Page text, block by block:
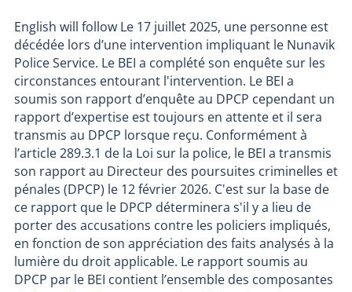
English will follow Le 17 juillet 2025, une personne est
décédée lors d’une intervention impliquant le Nunavik
Police Service. Le BEI a complété son enquête sur les
circonstances entourant l'intervention. Le BEI a
soumis son rapport d’enquête au DPCP cependant un
rapport d’expertise est toujours en attente et il sera
transmis au DPCP lorsque reçu. Conformément à
l’article 289.3.1 de la Loi sur la police, le BEI a transmis
son rapport au Directeur des poursuites criminelles et
pénales (DPCP) le 12 février 2026. C'est sur la base de
ce rapport que le DPCP déterminera s'il y a lieu de
porter des accusations contre les policiers impliqués,
en fonction de son appréciation des faits analysés à la
lumière du droit applicable. Le rapport soumis au
DPCP par le BEI contient l’ensemble des composantes